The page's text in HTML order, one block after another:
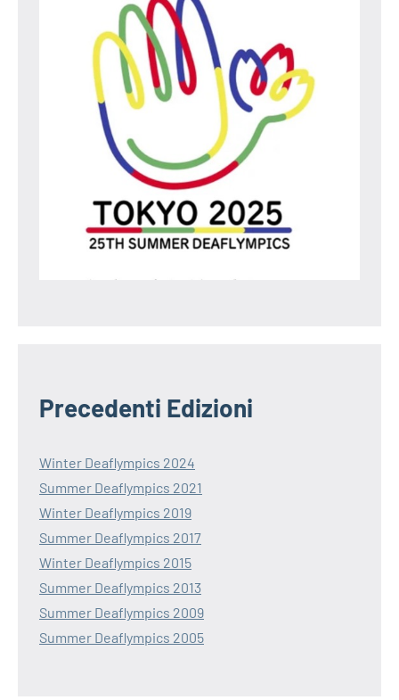
Precedenti Edizioni
Winter Deaflympics 2024
Summer Deaflympics 2021
Winter Deaflympics 2019
Summer Deaflympics 2017
Winter Deaflympics 2015
Summer Deaflympics 2013
Summer Deaflympics 2009
Summer Deaflympics 2005